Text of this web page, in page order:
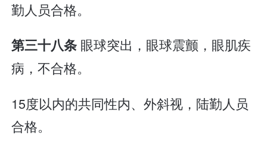
勤人员合格。
第三十八条 眼球突出，眼球震颤，眼肌疾
病，不合格。
15度以内的共同性内、外斜视，陆勤人员
合格。